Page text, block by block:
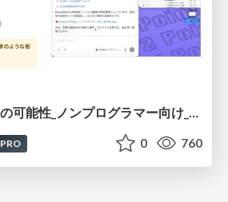
20260608_Codexの可能性_ノンプログラマー向け_大城追記
PRO 0 760